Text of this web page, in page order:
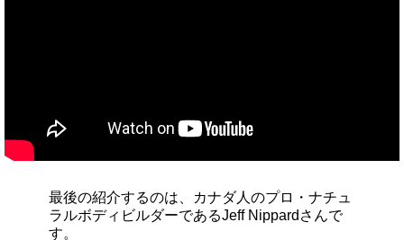
最後の紹介するのは、カナダ人のプロ・ナチュ
ラルボディビルダーであるJeff Nippardさんで
す。